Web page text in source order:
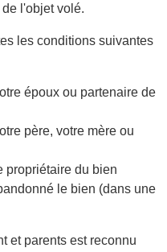
de l'objet volé.
les conditions suivantes
époux ou partenaire de
père, votre mère ou
propriétaire du bien
le bien (dans une
et parents est reconnu